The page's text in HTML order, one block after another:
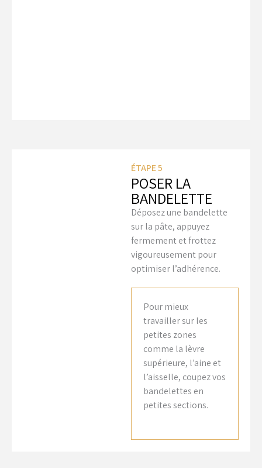
ÉTAPE 5
POSER LA
BANDELETTE
Déposez une bandelette
sur la pâte, appuyez
fermement et frottez
vigoureusement pour
optimiser l’adhérence.
Pour mieux
travailler sur les
petites zones
comme la lèvre
supérieure, l’aine et
l’aisselle, coupez vos
bandelettes en
petites sections.